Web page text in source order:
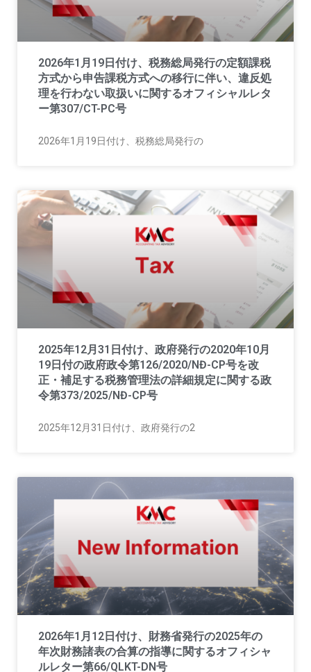
2026年1月19日付け、税務総局発行の定額課税
方式から申告課税方式への移行に伴い、違反処
理を行わない取扱いに関するオフィシャルレタ
ー第307/CT-PC号
2026年1月19日付け、税務総局発行の
2025年12月31日付け、政府発行の2020年10月
19日付の政府政令第126/2020/NĐ-CP号を改
正・補足する税務管理法の詳細規定に関する政
令第373/2025/NĐ-CP号
2025年12月31日付け、政府発行の2
2026年1月12日付け、財務省発行の2025年の
年次財務諸表の合算の指導に関するオフィシャ
ルレター第66/QLKT-DN号